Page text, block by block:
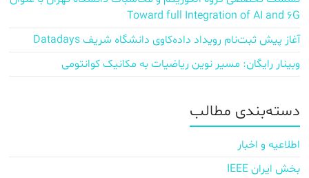
Toward full Integration of AI and 6G
آغاز پیش‌ ثبت‌نام رویداد داده‌کاوی دانشگاه شریف Datadays
وبینار رایگان: مسیر نوین ریاضیات به مکانیک کوانتومی
دسته‌بندی مطالب
اطلاعیه و اخبار
بخش ایران IEEE